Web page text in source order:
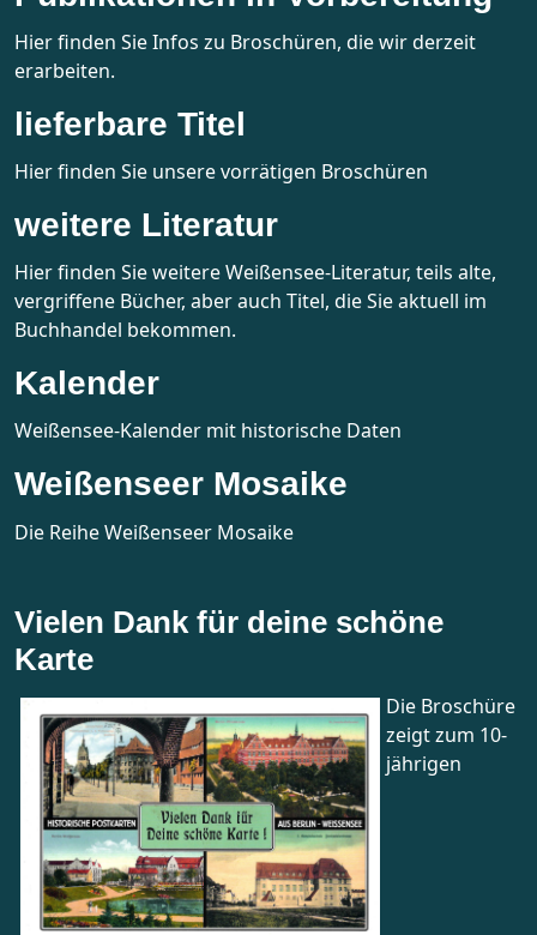
Hier finden Sie Infos zu Broschüren, die wir derzeit
erarbeiten.
lieferbare Titel
Hier finden Sie unsere vorrätigen Broschüren
weitere Literatur
Hier finden Sie weitere Weißensee-Literatur, teils alte,
vergriffene Bücher, aber auch Titel, die Sie aktuell im
Buchhandel bekommen.
Kalender
Weißensee-Kalender mit historische Daten
Weißenseer Mosaike
Die Reihe Weißenseer Mosaike
Vielen Dank für deine schöne
Karte
Die Broschüre
zeigt zum 10-
jährigen